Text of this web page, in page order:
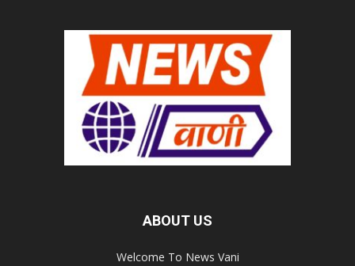
ABOUT US
Welcome To News Vani